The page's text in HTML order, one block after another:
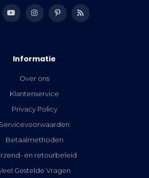
Informatie
Over ons
Klantenservice
Privacy Policy
Servicevoorwaarden
Betaalmethoden
en retourbeleid
Gestelde Vragen